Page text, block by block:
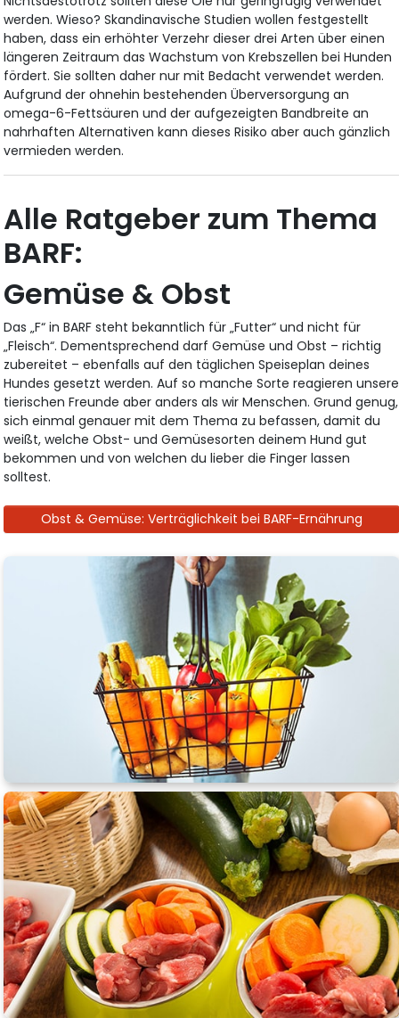
werden. Wieso? Skandinavische Studien wollen festgestellt
haben, dass ein erhöhter Verzehr dieser drei Arten über einen
längeren Zeitraum das Wachstum von Krebszellen bei Hunden
fördert. Sie sollten daher nur mit Bedacht verwendet werden.
Aufgrund der ohnehin bestehenden Überversorgung an
omega-6-Fettsäuren und der aufgezeigten Bandbreite an
nahrhaften Alternativen kann dieses Risiko aber auch gänzlich
vermieden werden.
Alle Ratgeber zum Thema
BARF:
Gemüse & Obst
Das „F“ in BARF steht bekanntlich für „Futter“ und nicht für
„Fleisch“. Dementsprechend darf Gemüse und Obst – richtig
zubereitet – ebenfalls auf den täglichen Speiseplan deines
Hundes gesetzt werden. Auf so manche Sorte reagieren unsere
tierischen Freunde aber anders als wir Menschen. Grund genug,
sich einmal genauer mit dem Thema zu befassen, damit du
weißt, welche Obst- und Gemüsesorten deinem Hund gut
bekommen und von welchen du lieber die Finger lassen
solltest.
Obst & Gemüse: Verträglichkeit bei BARF-Ernährung